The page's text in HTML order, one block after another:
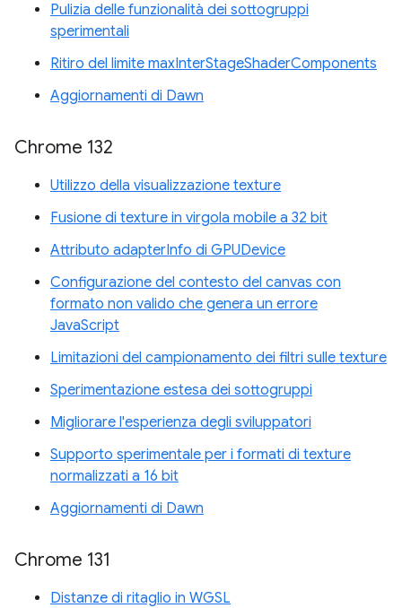
Pulizia delle funzionalità dei sottogruppi
sperimentali
Ritiro del limite maxInterStageShaderComponents
Aggiornamenti di Dawn
Chrome 132
Utilizzo della visualizzazione texture
Fusione di texture in virgola mobile a 32 bit
Attributo adapterInfo di GPUDevice
Configurazione del contesto del canvas con
formato non valido che genera un errore
JavaScript
Limitazioni del campionamento dei filtri sulle texture
Sperimentazione estesa dei sottogruppi
Migliorare l'esperienza degli sviluppatori
Supporto sperimentale per i formati di texture
normalizzati a 16 bit
Aggiornamenti di Dawn
Chrome 131
Distanze di ritaglio in WGSL